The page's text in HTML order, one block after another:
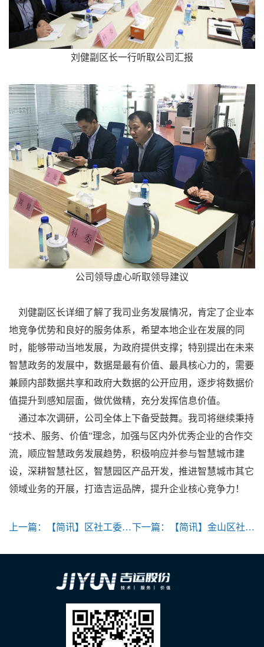
刘健副区长一行听取公司汇报
公司领导虚心听取领导建议
刘健副区长详细了解了我司业务发展情况，肯定了企业本
地竞争优势和良好的服务体系，希望本地企业在发展的同
时，能够带动当地发展，为政府提供支撑；特别提出在未来
智慧政务的发展中，数据是最有价值、最具核心力的，需要
兼顾内部数据共享和政府大数据的公开应用，逐步将数据价
值提升到感知层面，做优做精，充分发挥信息价值。
通过本次调研，公司全体上下备受鼓舞。我司将继续秉持
“技术、服务、价值”理念，加强与区内外优秀企业的合作交
流，顺应智慧政务发展趋势，积极响应并参与智慧城市建
设，深耕智慧社区，智慧园区产品开发，推进智慧城市其它
领域业务的开展，打造吉运品牌，提升企业核心竞争力！
上一篇： 【简讯】区社工委委员周仁辉同志莅临我司党支部视察指导党建工作 下一篇： 【简讯】金山区社工委领导莅临我司进行党建工作调研